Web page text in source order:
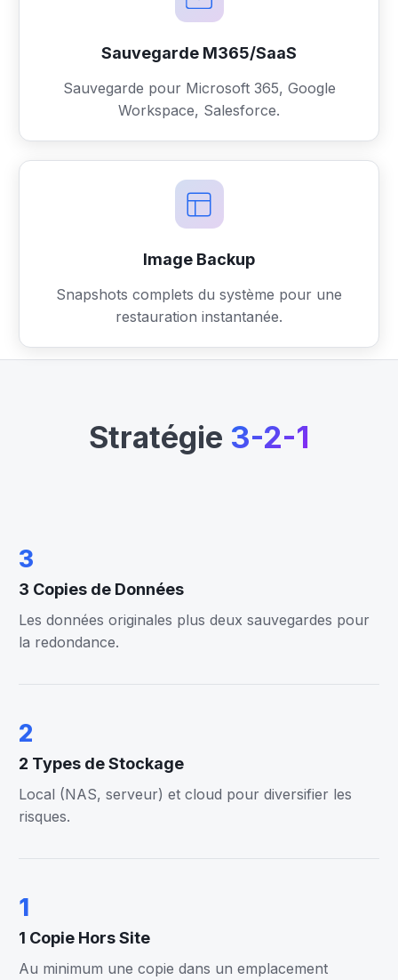
Sauvegarde M365/SaaS
Sauvegarde pour Microsoft 365, Google
Workspace, Salesforce.
Image Backup
Snapshots complets du système pour une
restauration instantanée.
Stratégie 3-2-1
3
3 Copies de Données
Les données originales plus deux sauvegardes pour
la redondance.
2
2 Types de Stockage
Local (NAS, serveur) et cloud pour diversifier les
risques.
1
1 Copie Hors Site
Au minimum une copie dans un emplacement